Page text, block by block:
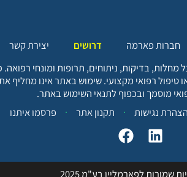
חברות פארמה דרושים
יצירת קשר
מחלות, בדיקות, ניתוחים, תרופות ומונחי
טיפול רפואי מקצועי. שימוש באתר אינו מחליף
מוסמך ובכפוף לתנאי השימוש באתר.
הצהרת נגישות תקנון אתר פרסמו איתנו
שמורות לפארמליין בע"מ 2025